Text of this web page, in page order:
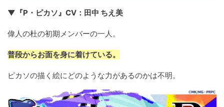
▼『P・ピカソ』CV：田中 ちえ美
偉人の杜の初期メンバーの一人。
普段からお面を身に着けている。
ピカソの描く絵にどのような力があるのかは不明。